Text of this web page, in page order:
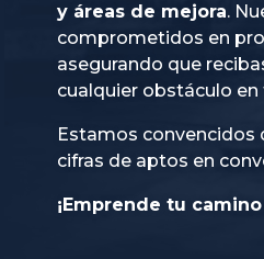
y áreas de mejora.
comprometidos en
asegurando que
cualquier obstáculo
Estamos convencidos
cifras de aptos en
¡Emprende tu